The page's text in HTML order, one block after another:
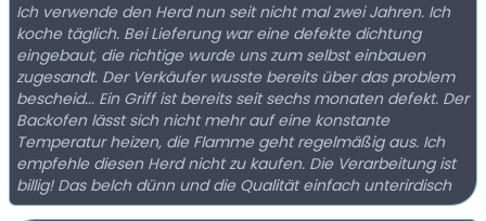
Ich verwende den Herd nun seit nicht mal zwei Jahren. Ich
koche täglich. Bei Lieferung war eine defekte dichtung
eingebaut, die richtige wurde uns zum selbst einbauen
zugesandt. Der Verkäufer wusste bereits über das problem
bescheid... Ein Griff ist bereits seit sechs monaten defekt. Der
Backofen lässt sich nicht mehr auf eine konstante
Temperatur heizen, die Flamme geht regelmäßig aus. Ich
empfehle diesen Herd nicht zu kaufen. Die Verarbeitung ist
billig! Das belch dünn und die Qualität einfach unterirdisch